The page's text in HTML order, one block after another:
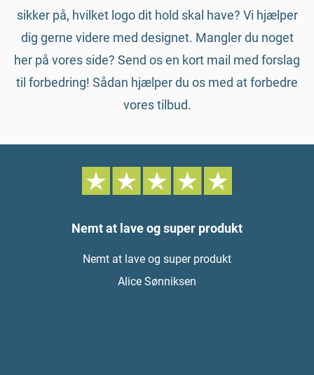
sikker på, hvilket logo dit hold skal have? Vi hjælper
dig gerne videre med designet. Mangler du noget
her på vores side? Send os en kort mail med forslag
til forbedring! Sådan hjælper du os med at forbedre
vores tilbud.
Nemt at lave og super produkt
Nemt at lave og super produkt
Alice Sønniksen